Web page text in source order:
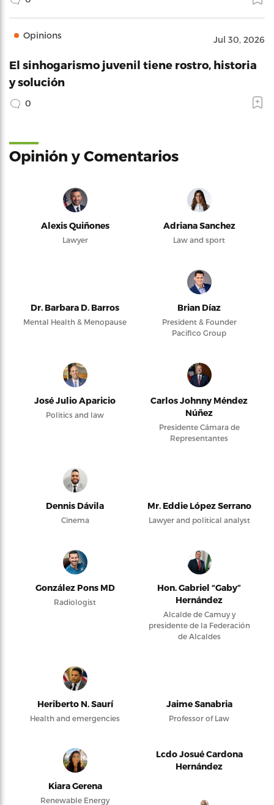
Opinions Jul 30, 2026
El sinhogarismo juvenil tiene rostro, historia
y solución
0
Opinión y Comentarios
Alexis Quiñones
Lawyer
Adriana Sanchez
Law and sport
Dr. Barbara D. Barros
Mental Health & Menopause
Brian Díaz
President & Founder
Pacifico Group
José Julio Aparicio
Politics and law
Carlos Johnny Méndez
Núñez
Presidente Cámara de
Representantes
Dennis Dávila
Cinema
Mr. Eddie López Serrano
Lawyer and political analyst
González Pons MD
Radiologist
Hon. Gabriel “Gaby”
Hernández
Alcalde de Camuy y
presidente de la Federación
de Alcaldes
Heriberto N. Saurí
Health and emergencies
Jaime Sanabria
Professor of Law
Kiara Gerena
Renewable Energy
Lcdo Josué Cardona
Hernández